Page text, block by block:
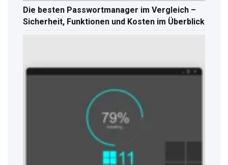
Die besten Passwortmanager im Vergleich –
Sicherheit, Funktionen und Kosten im Überblick